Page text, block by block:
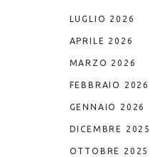
LUGLIO 2026
APRILE 2026
MARZO 2026
FEBBRAIO 2026
GENNAIO 2026
DICEMBRE 2025
OTTOBRE 2025